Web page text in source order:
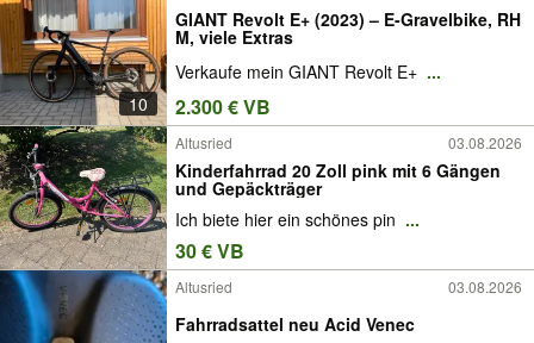
10
GIANT Revolt E+ (2023) – E-Gravelbike, RH
M, viele Extras
Verkaufe mein GIANT Revolt E+ ...
2.300 € VB
Altusried 03.08.2026
Kinderfahrrad 20 Zoll pink mit 6 Gängen
und Gepäckträger
Ich biete hier ein schönes pin ...
30 € VB
Altusried 03.08.2026
Fahrradsattel neu Acid Venec